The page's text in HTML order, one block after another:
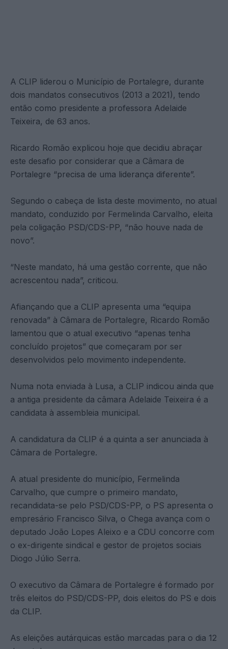
A CLIP liderou o Município de Portalegre, durante
dois mandatos consecutivos (2013 a 2021), tendo
então como presidente a professora Adelaide
Teixeira, de 63 anos.
Ricardo Romão explicou hoje que decidiu abraçar
este desafio por considerar que a Câmara de
Portalegre “precisa de uma liderança diferente”.
Segundo o cabeça de lista deste movimento, no atual
mandato, conduzido por Fermelinda Carvalho, eleita
pela coligação PSD/CDS-PP, “não houve nada de
novo”.
“Neste mandato, há uma gestão corrente, que não
acrescentou nada”, criticou.
Afiançando que a CLIP apresenta uma “equipa
renovada” à Câmara de Portalegre, Ricardo Romão
lamentou que o atual executivo “apenas tenha
concluído projetos” que começaram por ser
desenvolvidos pelo movimento independente.
Numa nota enviada à Lusa, a CLIP indicou ainda que
a antiga presidente da câmara Adelaide Teixeira é a
candidata à assembleia municipal.
A candidatura da CLIP é a quinta a ser anunciada à
Câmara de Portalegre.
A atual presidente do município, Fermelinda
Carvalho, que cumpre o primeiro mandato,
recandidata-se pelo PSD/CDS-PP, o PS apresenta o
empresário Francisco Silva, o Chega avança com o
deputado João Lopes Aleixo e a CDU concorre com
o ex-dirigente sindical e gestor de projetos sociais
Diogo Júlio Serra.
O executivo da Câmara de Portalegre é formado por
três eleitos do PSD/CDS-PP, dois eleitos do PS e dois
da CLIP.
As eleições autárquicas estão marcadas para o dia 12